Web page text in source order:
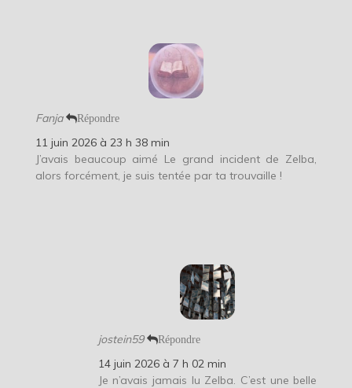
Fanja Répondre
11 juin 2026 à 23 h 38 min
J’avais beaucoup aimé Le grand incident de Zelba,
alors forcément, je suis tentée par ta trouvaille !
jostein59 Répondre
14 juin 2026 à 7 h 02 min
Je n’avais jamais lu Zelba. C’est une belle